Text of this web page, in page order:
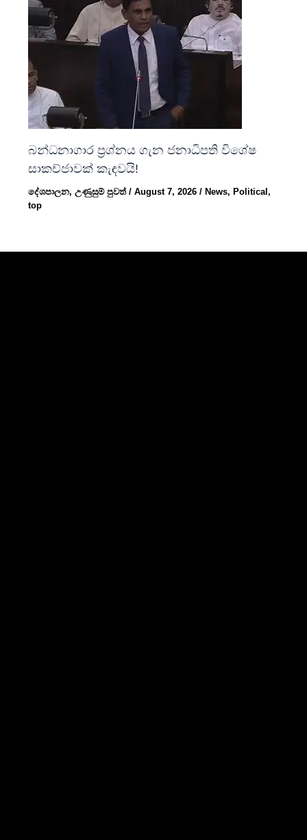
බන්ධනාගාර ප්‍රශ්නය ගැන ජනාධිපති විශේෂ
සාකච්ජාවක් කැඳවයි!
දේශපාලන,උණුසුම් පුවත්/August 7, 2026/ News, Political,
top